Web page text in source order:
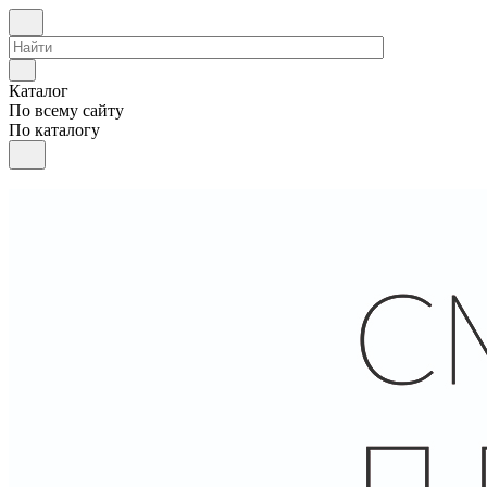
Каталог
По всему сайту
По каталогу